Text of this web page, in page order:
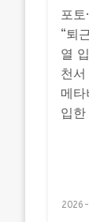
포
“퇴
열
천
메
입
Posted